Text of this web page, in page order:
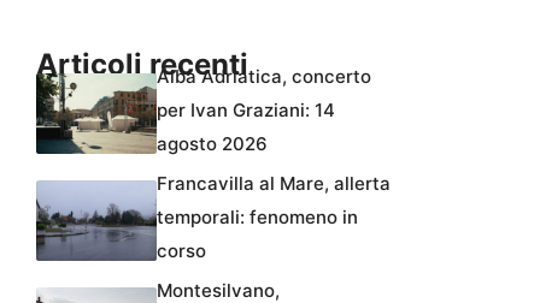
Articoli recentiAlba Adriatica, concerto
per Ivan Graziani: 14
agosto 2026
Francavilla al Mare, allerta
temporali: fenomeno in
corso
Montesilvano,